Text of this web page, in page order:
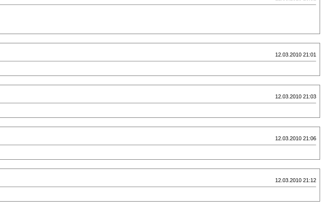
12.03.2010 21:01
12.03.2010 21:03
12.03.2010 21:06
12.03.2010 21:12